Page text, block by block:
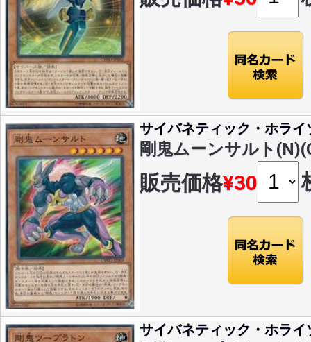
サイバネティック・ホライ
剛鬼ムーンサルト
販売価格¥30
サイバネティック・ホライ